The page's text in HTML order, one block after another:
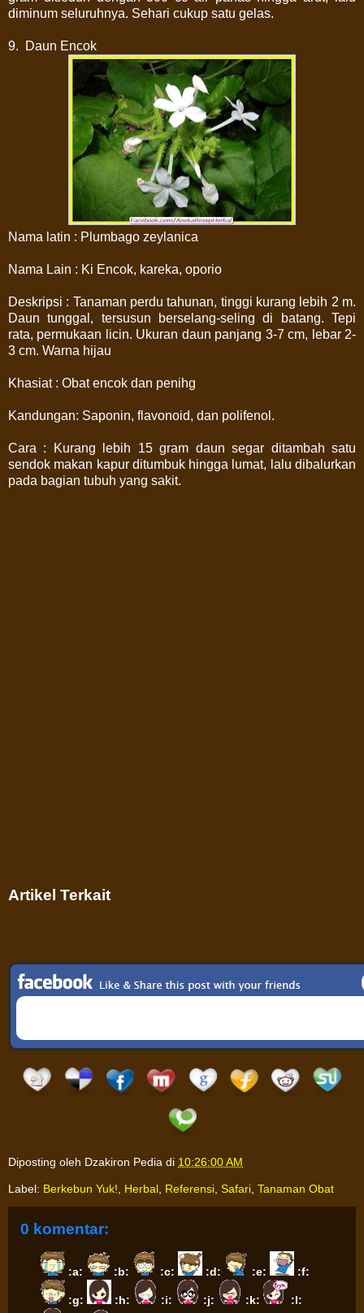
diminum seluruhnya. Sehari cukup satu gelas.
9. Daun Encok
Nama latin : Plumbago zeylanica
Nama Lain : Ki Encok, kareka, oporio
Deskripsi : Tanaman perdu tahunan, tinggi kurang lebih 2 m.
Daun tunggal, tersusun berselang-seling di batang. Tepi
rata, permukaan licin. Ukuran daun panjang 3-7 cm, lebar 2-
3 cm. Warna hijau
Khasiat : Obat encok dan penihg
Kandungan: Saponin, flavonoid, dan polifenol.
Cara : Kurang lebih 15 gram daun segar ditambah satu
sendok makan kapur ditumbuk hingga lumat, lalu dibalurkan
pada bagian tubuh yang sakit.
Artikel Terkait
Diposting oleh Dzakiron Pedia di 10:26:00 AM
Label: Berkebun Yuk! Herbal Referensi Safari Tanaman Obat
0 komentar:
:a: :b: :c: :d: :e: :f:
:g: :h: :i: :j: :k: :l: